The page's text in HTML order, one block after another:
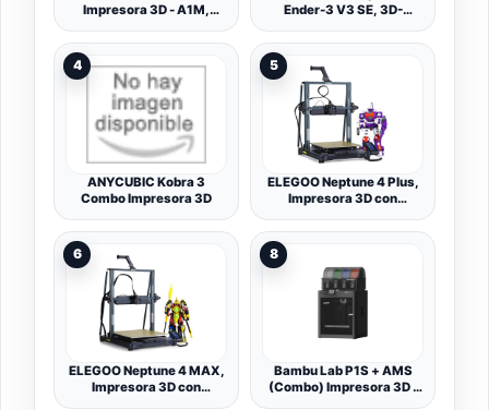
Impresora 3D - A1M,
Ender-3 V3 SE, 3D-
4
ANYCUBIC Kobra 3
Combo Impresora 3D
5
ELEGOO Neptune 4 Plus,
Impresora 3D con
500mm/s Alta Velocidad,
Nivelación Automática en
121 Puntos, 300℃
Extrusor Directo, Tamaño
de Impresión de
320x320x385 mm
6
ELEGOO Neptune 4 MAX,
Impresora 3D con
8
Bambu Lab P1S + AMS
(Combo) Impresora 3D -